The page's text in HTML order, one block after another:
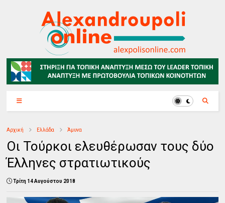
Αρχική Ελλάδα Άμυνα
Οι Τούρκοι ελευθέρωσαν τους δύο
Έλληνες στρατιωτικούς
Τρίτη 14 Αυγούστου 2018